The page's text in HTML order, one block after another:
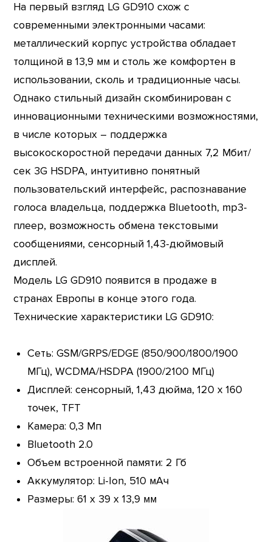
На первый взгляд LG GD910 схож с
современными электронными часами:
металлический корпус устройства обладает
толщиной в 13,9 мм и столь же комфортен в
использовании, сколь и традиционные часы.
Однако стильный дизайн скомбинирован с
инновационными техническими возможностями,
в числе которых – поддержка
высокоскоростной передачи данных 7,2 Мбит/
сек 3G HSDPA, интуитивно понятный
пользовательский интерфейс, распознавание
голоса владельца, поддержка Bluetooth, mp3-
плеер, возможность обмена текстовыми
сообщениями, сенсорный 1,43-дюймовый
дисплей.
Модель LG GD910 появится в продаже в
странах Европы в конце этого года.
Технические характеристики LG GD910:
Сеть: GSM/GRPS/EDGE (850/900/1800/1900
МГц), WCDMA/HSDPA (1900/2100 МГц)
Дисплей: сенсорный, 1,43 дюйма, 120 х 160
точек, TFT
Камера: 0,3 Мп
Bluetooth 2.0
Объем встроенной памяти: 2 Гб
Аккумулятор: Li-Ion, 510 мАч
Размеры: 61 х 39 х 13,9 мм